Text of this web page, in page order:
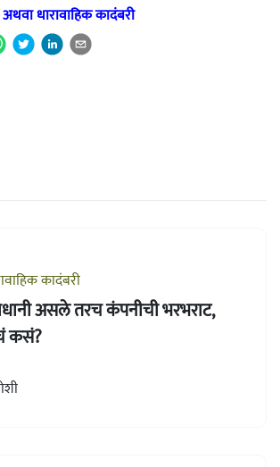
धारावाहिक कादंबरी
कादंबरी
असले तरच कंपनीची भरभराट,
कसं?